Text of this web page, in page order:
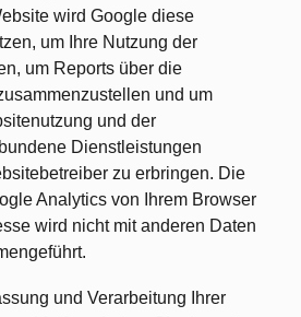
wird Google diese
um Ihre Nutzung der
um Reports über die
und um
und der
Dienstleistungen
zu erbringen. Die
Analytics von Ihrem Browser
wird nicht mit anderen Daten
und Verarbeitung Ihrer